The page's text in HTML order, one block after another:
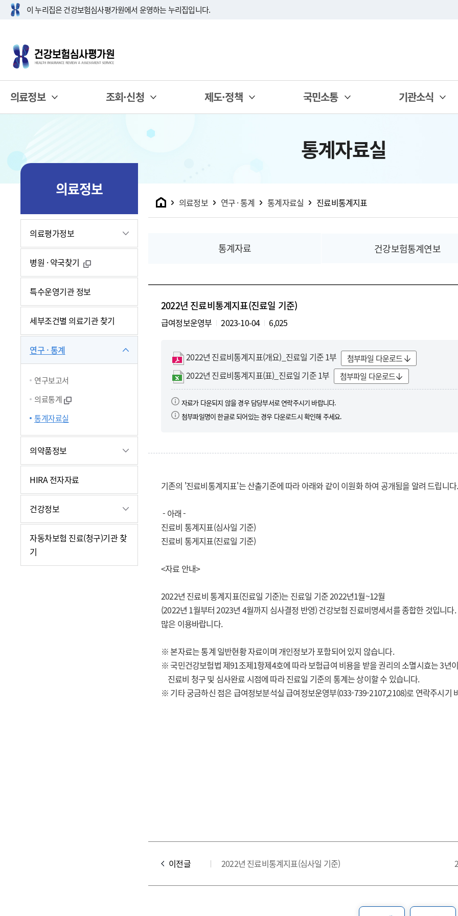
이 누리집은 건강보험심사평가원에서 운영하는 누리집입니다.
의료정보 조회·신청 제도·정책 국민소통 기관소식
의료정보
의료평가정보
병원 · 약국찾기
특수운영기관 정보
세부조건별 의료기관 찾기
연구 · 통계
연구보고서
의료통계
통계자료실
의약품정보
HIRA 전자자료
건강정보
자동차보험 진료(청구)기관 찾
기
통계자료실
홈 의료정보 연구 · 통계 통계자료실 진료비통계지표
통계자료 건강보험통계연보
2022년 진료비통계지표(진료일 기준)
급여정보운영부 2023-10-04 6,025
2022년 진료비통계지표(개요)_진료일 기준 1부 첨부파일 다운로드
2022년 진료비통계지표(표)_진료일 기준 1부 첨부파일 다운로드
자료가 다운되지 않을 경우 담당부서로 연락주시기 바랍니다.
첨부파일명이 한글로 되어있는 경우 다운로드시 확인해 주세요.
기존의 '진료비통계지표'는 산출기준에 따라 아래와 같이 이원화 하여 공개됨을 알려 드립니다.
- 아래 -
진료비 통계지표(심사일 기준)
진료비 통게지표(진료일 기준)
<자료 안내>
2022년 진료비 통계지표(진료일 기준)는 진료일 기준 2022년1월~12월
(2022년 1월부터 2023년 4월까지 심사결정 반영) 건강보험 진료비명세서를 종합한 것입니다.
많은 이용바랍니다.
※ 본자료는 통계 일반현황 자료이며 개인정보가 포함되어 있지 않습니다.
※ 국민건강보험법 제91조제1항제4호에 따라 보험급여 비용을 받을 권리의 소멸시효는 3년
진료비 청구 및 심사완료 시점에 따라 진료일 기준의 통계는 상이할 수 있습니다.
※ 기타 궁금하신 점은 급여정보분석실 급여정보운영부(033-739-2107,2108)로 연락주시기
이전글 2022년 진료비통계지표(심사일 기준)